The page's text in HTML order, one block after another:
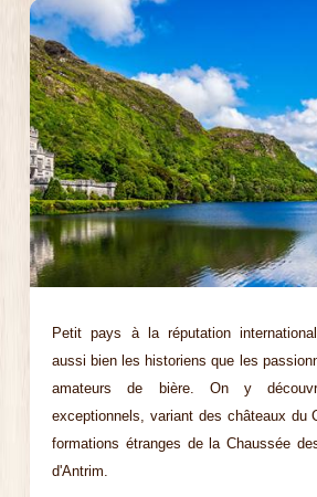
Petit pays à la réputation
aussi bien les historiens que les
amateurs de bière. On y
exceptionnels, variant des châteaux du
formations étranges de la Chaussée
d'Antrim.